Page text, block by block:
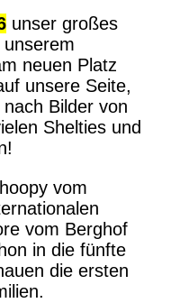
unser großes
unserem
neuen Platz
unsere Seite,
Bilder von
Shelties und
vom
vom Berghof
in die fünfte
die ersten